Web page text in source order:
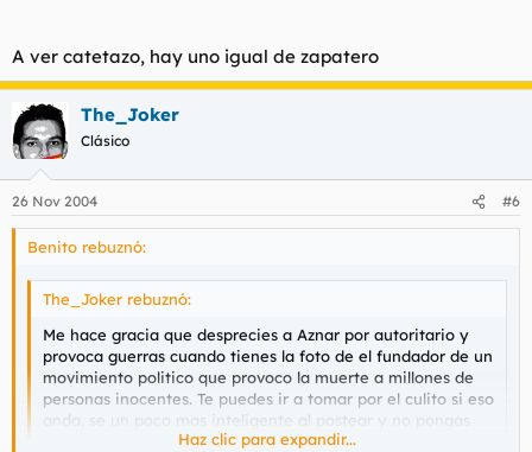
A ver catetazo, hay uno igual de zapatero
The_Joker
Clásico
26 Nov 2004 #6
Benito rebuznó:
The_Joker rebuznó:
Me hace gracia que desprecies a Aznar por autoritario y
provoca guerras cuando tienes la foto de el fundador de un
movimiento politico que provoco la muerte a millones de
personas inocentes. Te puedes ir a tomar por el culito si eso
anda, se un poco mas inteligente al postear y no pongas
Haz clic para expandir...
Haz clic para expandir...